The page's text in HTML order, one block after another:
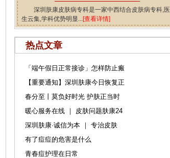
深圳肤康皮肤病专科是一家中西结合皮肤病专科,医
生云集,学科优势明显...[查看详情]
热点文章
「端午假日正常接诊」怎样防止瘢
【重要通知】深圳肤康今日恢复正
春分至丨莫负好时光 护肤正当时
暖心服务在线 ｜ 皮肤问题肤康24
深圳肤康·诚信为本 ｜ 专治皮肤
有了痘痘的危害是什么
青春痘护理在日常